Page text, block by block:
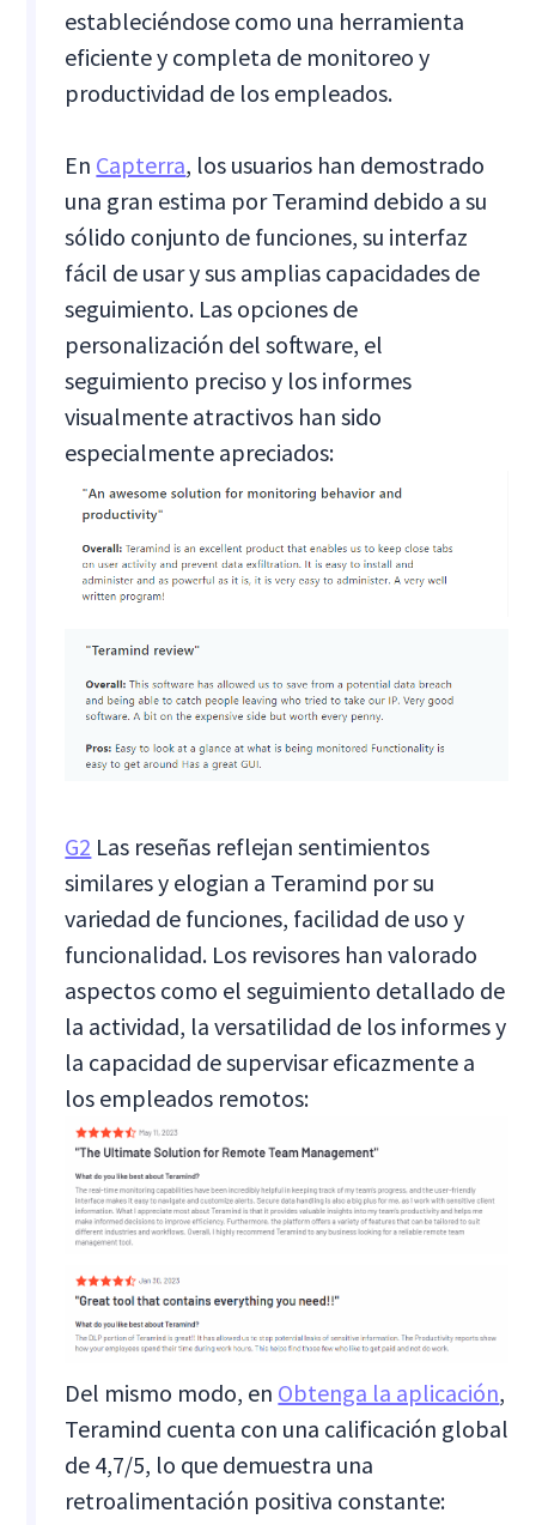
estableciéndose como una herramienta
eficiente y completa de monitoreo y
productividad de los empleados.
En Capterra, los usuarios han demostrado
una gran estima por Teramind debido a su
sólido conjunto de funciones, su interfaz
fácil de usar y sus amplias capacidades de
seguimiento. Las opciones de
personalización del software, el
seguimiento preciso y los informes
visualmente atractivos han sido
especialmente apreciados:
G2 Las reseñas reflejan sentimientos
similares y elogian a Teramind por su
variedad de funciones, facilidad de uso y
funcionalidad. Los revisores han valorado
aspectos como el seguimiento detallado de
la actividad, la versatilidad de los informes y
la capacidad de supervisar eficazmente a
los empleados remotos:
Del mismo modo, en Obtenga la aplicación,
Teramind cuenta con una calificación global
de 4,7/5, lo que demuestra una
retroalimentación positiva constante: